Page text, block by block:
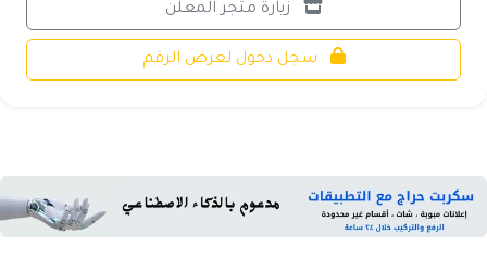
زيارة متجر المعلن
سجل دخول لعرض الرقم